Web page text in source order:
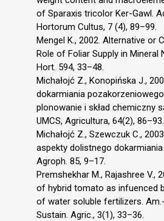
of Sparaxis tricolor Ker-Gawl.
Hortorum Cultus, 7 (4), 89–99.
Mengel K., 2002. Alternative or
Role of Foliar Supply in Mineral
Hort. 594, 33–48.
Michałojć Z., Konopińska J.,
dokarmiania
plonowanie i skład chemiczny
UMCS, Agricultura, 64(2), 86–93.
Michałojć Z., Szewczuk C.,
aspekty dolistnego
Agroph. 85, 9–17.
Premshekhar M., Rajashree V.,
of hybrid tomato as infuenced
of water soluble fertilizers.
Sustain. Agric., 3(1), 33–36.